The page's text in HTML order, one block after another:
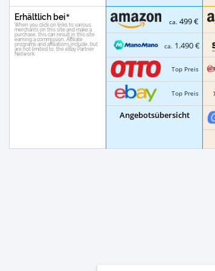
Erhältlich bei ca.499 €
ca. 1.490 €
Top Preis
Top Preis
Angebotsübersicht